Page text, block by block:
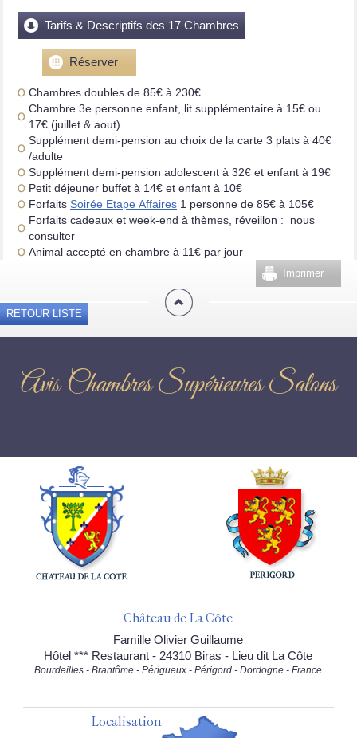
Tarifs & Descriptifs des 17 Chambres
Réserver
Chambres doubles de 85€ à 230€
Chambre 3e personne enfant, lit supplémentaire à 15€ ou
17€ (juillet & aout)
Supplément demi-pension au choix de la carte 3 plats à 40€
/adulte
Supplément demi-pension adolescent à 32€ et enfant à 19€
Petit déjeuner buffet à 14€ et enfant à 10€
Forfaits Soirée Etape Affaires 1 personne de 85€ à 105€
Forfaits cadeaux et week-end à thèmes, réveillon : nous
consulter
Animal accepté en chambre à 11€ par jour
Imprimer
RETOUR LISTE
Avis Chambres Supérieures Salons
Château de La Côte
Famille Olivier Guillaume
Hôtel *** Restaurant - 24310 Biras - Lieu dit La Côte
Bourdeilles - Brantôme - Périgueux - Périgord - Dordogne - France
Localisation